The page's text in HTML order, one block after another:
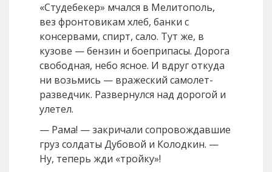
«Студебекер» мчался в Мелитополь,
вез фронтовикам хлеб, банки с
консервами, спирт, сало. Тут же, в
кузове — бензин и боеприпасы. Дорога
свободная, небо ясное. И вдруг откуда
ни возьмись — вражеский самолет-
разведчик. Развернулся над дорогой и
улетел.
— Рама! — закричали сопровождавшие
груз солдаты Дубовой и Колодкин. —
Ну, теперь жди «тройку»!